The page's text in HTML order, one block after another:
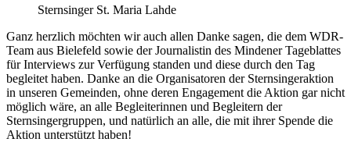
Sternsinger St. Maria Lahde
Ganz herzlich möchten wir auch allen Danke sagen, die dem WDR-
Team aus Bielefeld sowie der Journalistin des Mindener Tageblattes
für Interviews zur Verfügung standen und diese durch den Tag
begleitet haben. Danke an die Organisatoren der Sternsingeraktion
in unseren Gemeinden, ohne deren Engagement die Aktion gar nicht
möglich wäre, an alle Begleiterinnen und Begleitern der
Sternsingergruppen, und natürlich an alle, die mit ihrer Spende die
Aktion unterstützt haben!